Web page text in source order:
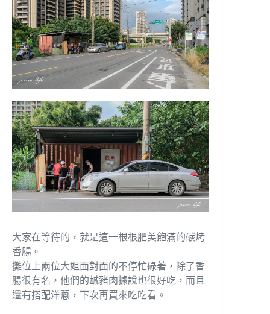
大家在等待的，就是這一根根肥美飽滿的碳烤
香腸。
攤位上兩位大姐面對面的不停忙碌著，除了香
腸很有名，他們的鹹豬肉據說也很好吃，而且
還有搭配洋蔥，下次再買來吃吃看。